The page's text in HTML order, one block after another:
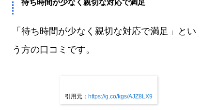
待ち時間が少なく親切な対応で満足
「待ち時間が少なく親切な対応で満足」とい
う方の口コミです。
引用元： https://g.co/kgs/AJZ8LX9